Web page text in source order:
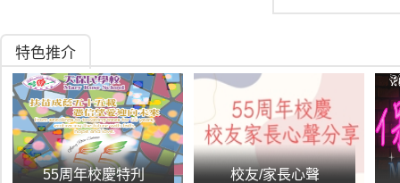
聯校音樂大賽
生涯規劃成教班
畢業禮及頒獎典
特色推介
55周年校慶特刋 校友/家長心聲